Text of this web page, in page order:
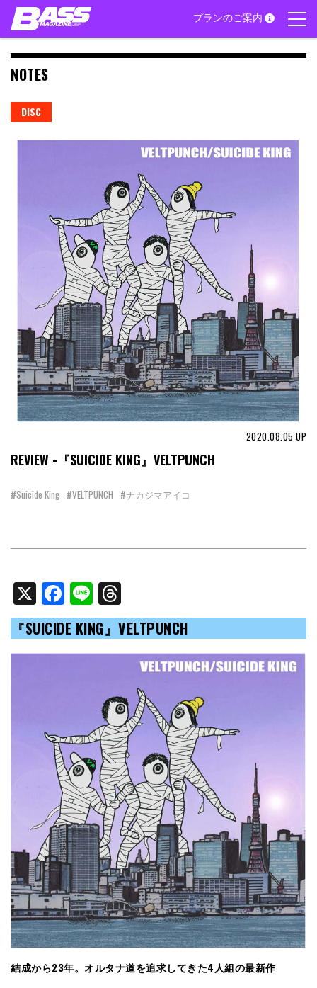
Skip
content
プランのご案内
NOTES
DISC
2020.08.05 UP
REVIEW -『SUICIDE KING』VELTPUNCH
#Suicide King #VELTPUNCH #ナカジマアイコ
X Facebook
Line
『SUICIDE KING』VELTPUNCH
結成から23年。オルタナ道を追求してきた4人組の最新作